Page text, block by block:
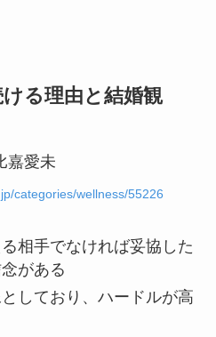
る理由と結婚観
categories/wellness/55226
相手でなければ妥協した
がある
しており、ハードルが高